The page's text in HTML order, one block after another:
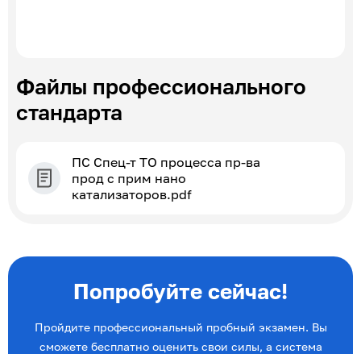
Файлы профессионального
стандарта
ПС Спец-т ТО процесса пр-ва
прод с прим нано
катализаторов.pdf
Попробуйте сейчас!
Пройдите профессиональный пробный экзамен. Вы
сможете бесплатно оценить свои силы, а система